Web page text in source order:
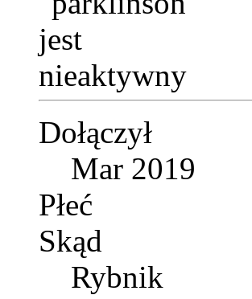
Dołączył
Mar 2019
Płeć
Skąd
Rybnik